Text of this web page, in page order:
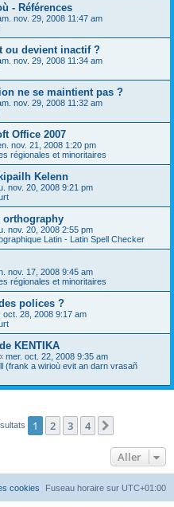
- Références
nov. 29, 2008 11:47 am
ou devient inactif ?
nov. 29, 2008 11:34 am
ne se maintient pas ?
nov. 29, 2008 11:32 am
Office 2007
nov. 21, 2008 1:20 pm
régionales et minoritaires
Kelenn
nov. 20, 2008 9:21 pm
orthography
nov. 20, 2008 2:55 pm
Latin - Latin Spell Checker
nov. 17, 2008 9:45 am
régionales et minoritaires
polices ?
oct. 28, 2008 9:17 am
KENTIKA
mer. oct. 22, 2008 9:35 am
(frank a wirioù evit an darn vrasañ
1 2 3 4
Aller
Fuseau horaire sur UTC+01:00
cookies